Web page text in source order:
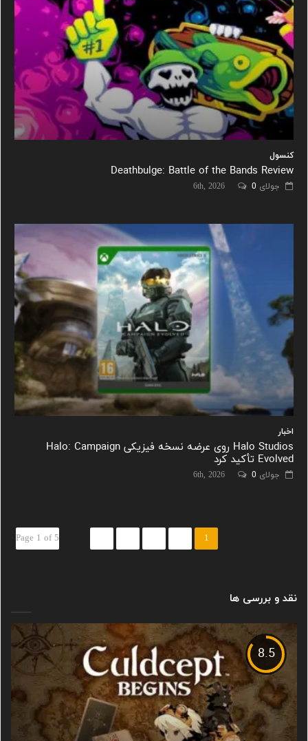
کنسول
Deathbulge: Battle of the Bands Review
جولای 6th, 2026 0
اخبار
Halo Studios روی عرضه نسخه فیزیکی Halo: Campaign
Evolved تأکید کرد
جولای 6th, 2026 0
Page 1 of 5 1
نقد و بررسی ها
8.5